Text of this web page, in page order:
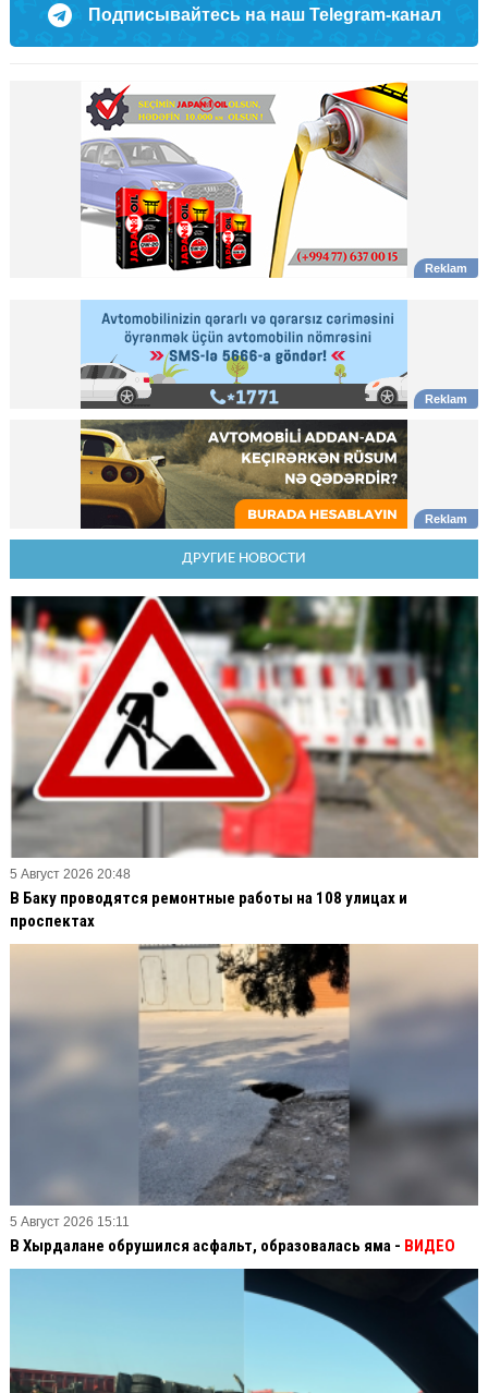
Подписывайтесь на наш Telegram-канал
ДРУГИЕ НОВОСТИ
5 Август 2026 20:48
В Баку проводятся ремонтные работы на 108 улицах и
проспектах
5 Август 2026 15:11
В Хырдалане обрушился асфальт, образовалась яма - ВИДЕО